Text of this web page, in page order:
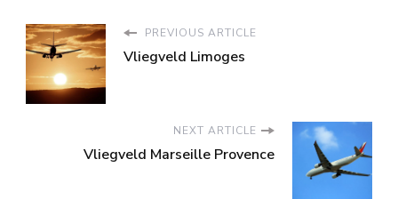
PREVIOUS ARTICLE
Vliegveld Limoges
NEXT ARTICLE
Vliegveld Marseille Provence